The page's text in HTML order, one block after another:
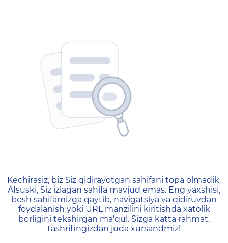
404 — Страница не
Kechirasiz, biz Siz qidirayotgan sahifani topa olmadik.
Afsuski, Siz izlagan sahifa mavjud emas. Eng yaxshisi,
bosh sahifamizga qaytib, navigatsiya va qidiruvdan
foydalanish yoki URL manzilini kiritishda xatolik
borligini tekshirgan ma'qul. Sizga katta rahmat,
tashrifingizdan juda xursandmiz!